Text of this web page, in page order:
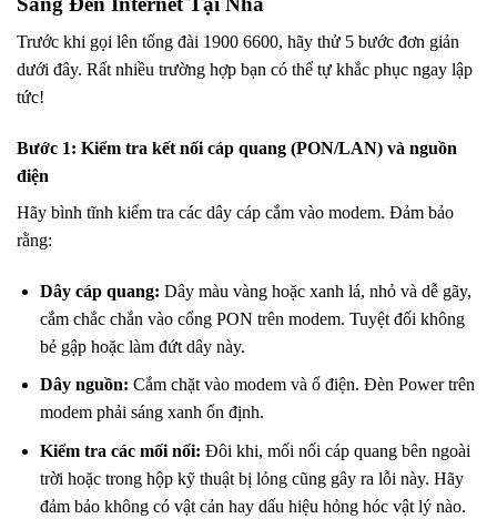
Trước khi gọi lên tổng đài 1900 6600, hãy thử 5 bước đơn giản
dưới đây. Rất nhiều trường hợp bạn có thể tự khắc phục ngay lập
tức!
Bước 1: Kiểm tra kết nối cáp quang (PON/LAN) và nguồn
điện
Hãy bình tĩnh kiểm tra các dây cáp cắm vào modem. Đảm bảo
rằng:
Dây cáp quang: Dây màu vàng hoặc xanh lá, nhỏ và dễ gãy,
cắm chắc chắn vào cổng PON trên modem. Tuyệt đối không
bẻ gập hoặc làm đứt dây này.
Dây nguồn: Cắm chặt vào modem và ổ điện. Đèn Power trên
modem phải sáng xanh ổn định.
Kiểm tra các mối nối: Đôi khi, mối nối cáp quang bên ngoài
trời hoặc trong hộp kỹ thuật bị lỏng cũng gây ra lỗi này. Hãy
đảm bảo không có vật cản hay dấu hiệu hỏng hóc vật lý nào.